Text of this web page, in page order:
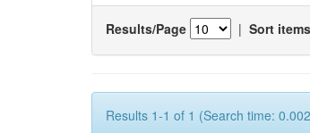
Results/Page | Sort
Results 1-1 of 1 (Search time: